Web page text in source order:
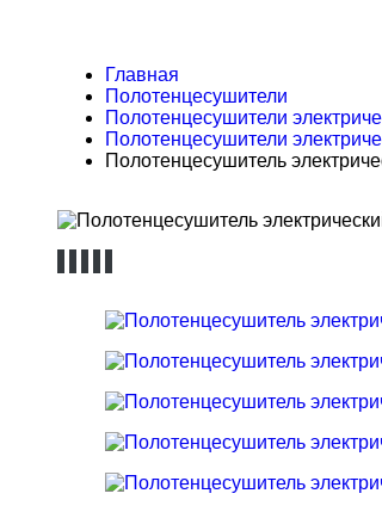
Главная
Полотенцесушители
Полотенцесушители
Полотенцесушители
Полотенцесушитель